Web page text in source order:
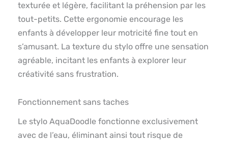
texturée et légère, facilitant la préhension par les
tout-petits. Cette ergonomie encourage les
enfants à développer leur motricité fine tout en
s’amusant. La texture du stylo offre une sensation
agréable, incitant les enfants à explorer leur
créativité sans frustration.
Fonctionnement sans taches
Le stylo AquaDoodle fonctionne exclusivement
avec de l’eau, éliminant ainsi tout risque de